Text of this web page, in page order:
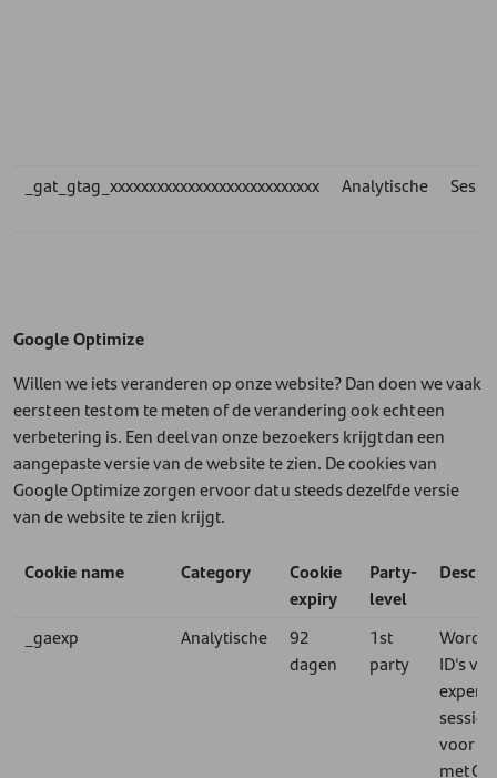
_gat_gtag_xxxxxxxxxxxxxxxxxxxxxxxxxxx Analytische Sessie
Google Optimize
Willen we iets veranderen op onze website? Dan doen we vaak
eerst een test om te meten of de verandering ook echt een
verbetering is. Een deel van onze bezoekers krijgt dan een
aangepaste versie van de website te zien. De cookies van
Google Optimize zorgen ervoor dat u steeds dezelfde versie
van de website te zien krijgt.
Cookie name Category
Cookie
expiry
Party-
level
_gaexp Analytische
92
dagen
1st
party
Wordt
ID's van
voor
met